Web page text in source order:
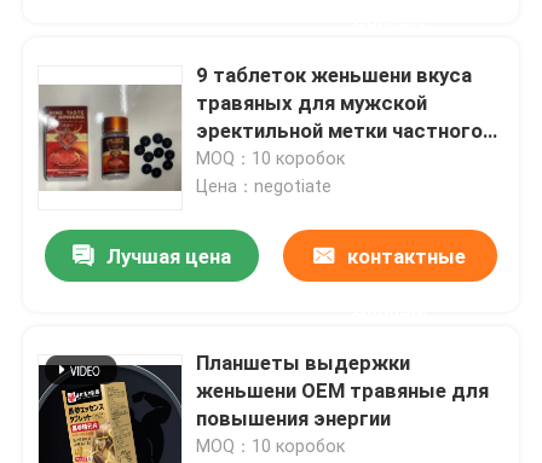
9 таблеток женьшени вкуса
травяных для мужской
эректильной метки частного
назначения порошка
Dysfunctiontongkat Али
MOQ：10 коробок
Цена：negotiate
Лучшая цена контактные
Планшеты выдержки
женьшени OEM травяные для
повышения энергии
MOQ：10 коробок